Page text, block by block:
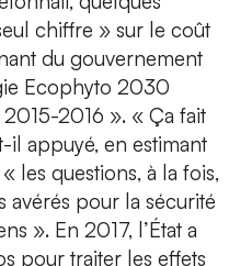
chiffre » sur le coût
du gouvernement
Ecophyto 2030
2016 ». « Ça fait
il appuyé, en estimant
les questions, à la fois,
avérés pour la sécurité
». En 2017, l’État a
pour traiter les effets